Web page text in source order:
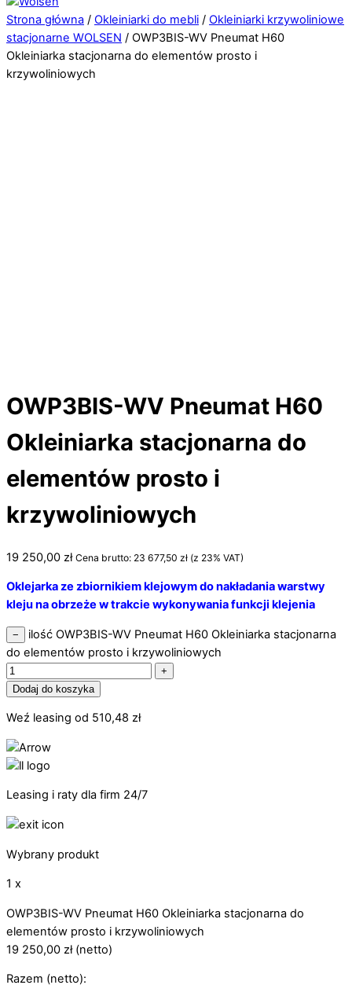
Strona główna / Okleiniarki do mebli / Okleiniarki krzywoliniowe
stacjonarne WOLSEN / OWP3BIS-WV Pneumat H60
Okleiniarka stacjonarna do elementów prosto i
krzywoliniowych
OWP3BIS-WV Pneumat H60
Okleiniarka stacjonarna do
elementów prosto i
krzywoliniowych
19 250,00 zł Cena brutto: 23 677,50 zł (z 23% VAT)
Oklejarka ze zbiornikiem klejowym do nakładania warstwy
kleju na obrzeże w trakcie wykonywania funkcji klejenia
−
ilość OWP3BIS-WV Pneumat H60 Okleiniarka stacjonarna
do elementów prosto i krzywoliniowych
+
Dodaj do koszyka
Weź leasing od 510,48 zł
Leasing i raty dla firm 24/7
Wybrany produkt
1 x
OWP3BIS-WV Pneumat H60 Okleiniarka stacjonarna do
elementów prosto i krzywoliniowych
19 250,00 zł(netto)
Razem (netto):